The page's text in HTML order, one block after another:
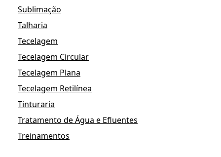
Sublimação
Talharia
Tecelagem
Tecelagem Circular
Tecelagem Plana
Tecelagem Retilínea
Tinturaria
Tratamento de Água e Efluentes
Treinamentos